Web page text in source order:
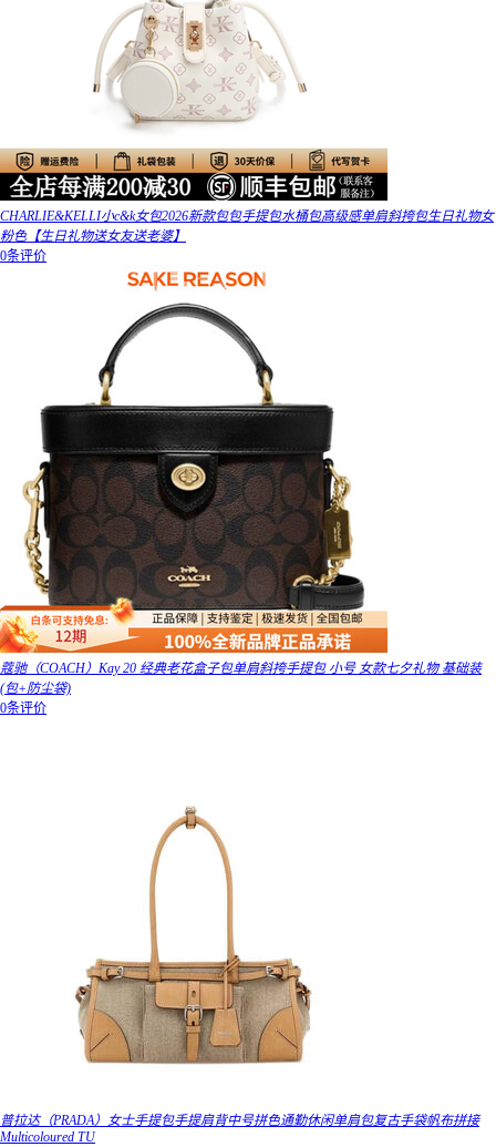
CHARLIE&KELLI小c&k女包2026新款包包手提包水桶包高级感单肩斜挎包生日礼物女
粉色【生日礼物送女友送老婆】
0条评价
蔻驰（COACH）Kay 20 经典老花盒子包单肩斜挎手提包 小号 女款七夕礼物 基础装
(包+防尘袋)
0条评价
普拉达（PRADA）女士手提包手提肩背中号拼色通勤休闲单肩包复古手袋帆布拼接
Multicoloured TU